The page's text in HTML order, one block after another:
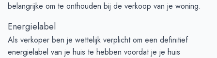
belangrijke om te onthouden bij de verkoop van je woning.
Energielabel
Als verkoper ben je wettelijk verplicht om een definitief
energielabel van je huis te hebben voordat je je huis